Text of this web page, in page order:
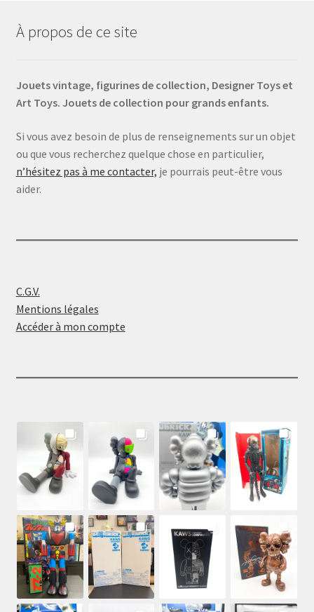
À propos de ce site
Jouets vintage, figurines de collection, Designer Toys et
Art Toys. Jouets de collection pour grands enfants.
Si vous avez besoin de plus de renseignements sur un objet
ou que vous recherchez quelque chose en particulier,
n’hésitez pas à me contacter, je pourrais peut-être vous
aider.
C.G.V.
Mentions légales
Accéder à mon compte